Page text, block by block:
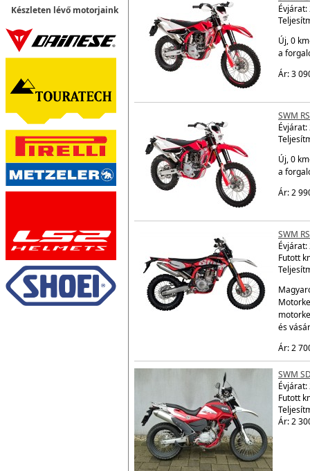
Készleten lévő motorjaink
Évjárat:
Új, 0
a
Ár: 3
SWM
Évjárat:
Új, 0
a
Ár: 2
SWM
Évjárat:
Futott
és
Ár: 2
SWM
Évjárat:
Futott
Ár: 2